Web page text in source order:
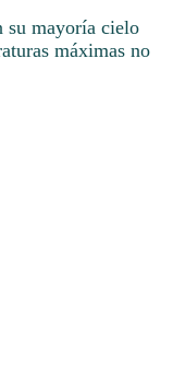
su mayoría cielo
máximas no